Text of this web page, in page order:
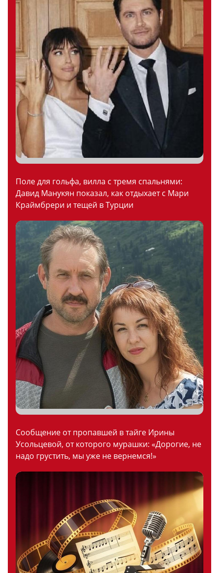
Поле для гольфа, вилла с тремя спальнями:
Давид Манукян показал, как отдыхает с Мари
Краймбрери и тещей в Турции
Сообщение от пропавшей в тайге Ирины
Усольцевой, от которого мурашки: «Дорогие, не
надо грустить, мы уже не вернемся!»